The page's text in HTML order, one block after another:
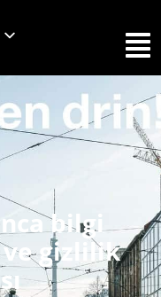
bilgi
gizlilik